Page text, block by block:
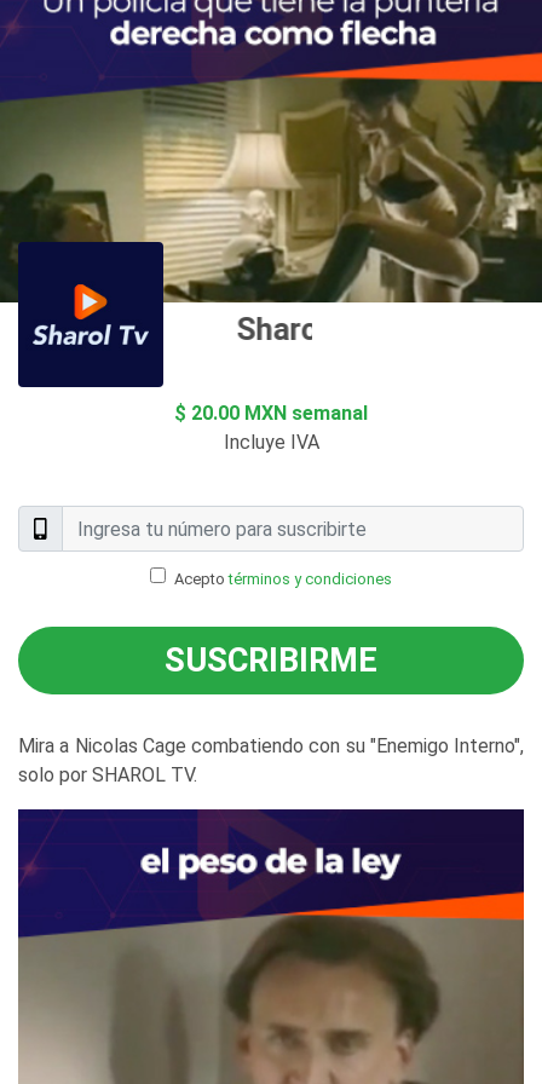
Sharol TV
$ 20.00 MXN semanal
Incluye IVA
Aceptotérminos y condiciones
SUSCRIBIRME
Mira a Nicolas Cage combatiendo con su "Enemigo Interno",
solo por SHAROL TV.